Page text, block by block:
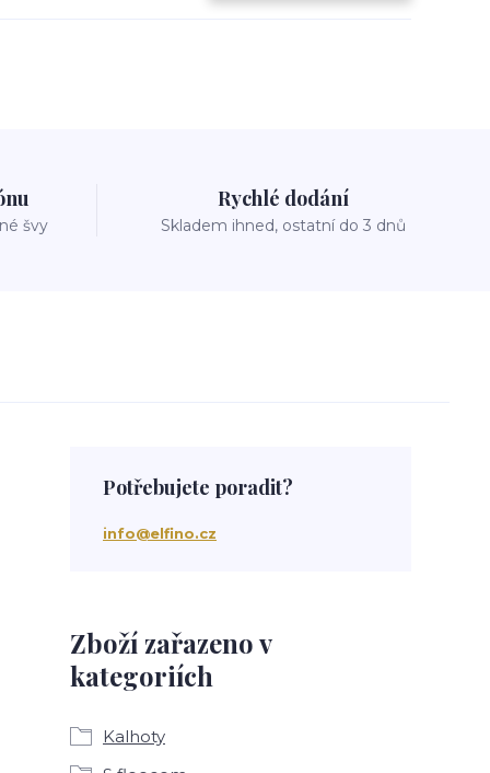
švy
Rychlé dodání
Skladem ihned, ostatní do 3 dnů
Zboží zařazeno v
kategoriích
Kalhoty
Potřebujete poradit?
info@elfino.cz